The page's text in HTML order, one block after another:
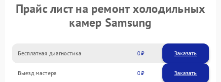
Прайс лист на ремонт холодильных
камер Samsung
Бесплатная диагностика 0 Заказать
Выезд мастера 0 Заказать